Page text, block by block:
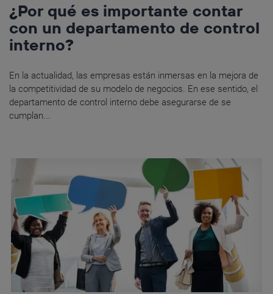
¿Por qué es importante contar
con un departamento de control
interno?
En la actualidad, las empresas están inmersas en la mejora de
la competitividad de su modelo de negocios. En ese sentido, el
departamento de control interno debe asegurarse de se
cumplan...